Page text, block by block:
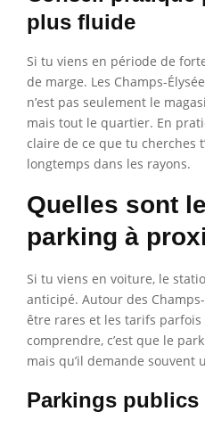
plus fluide
Si tu viens en période de
de marge. Les Champs-
n’est pas seulement le
mais tout le quartier. En
claire de ce que tu cherches
longtemps dans les rayons.
Quelles sont
parking à
Si tu viens en voiture, le
anticipé. Autour des
être rares et les tarifs parfois
comprendre, c’est que le
mais qu’il demande souvent
Parkings